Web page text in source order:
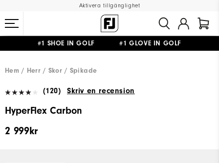
Aktivera tillgänglighet
#1 SHOE IN GOLF #1 GLOVE IN GOLF
Hem
Herr Skor Spikade
(120) Skriv en recension
HyperFlex Carbon
2 999kr